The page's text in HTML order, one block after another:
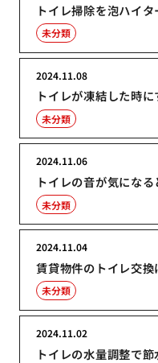
トイレ掃除を泡ハイ
未分類
トイレが凍結した時
2024.11.08
未分類
トイレの音が気にな
2024.11.06
未分類
賃貸物件のトイレ交
2024.11.04
未分類
トイレの水量調整で
2024.11.02